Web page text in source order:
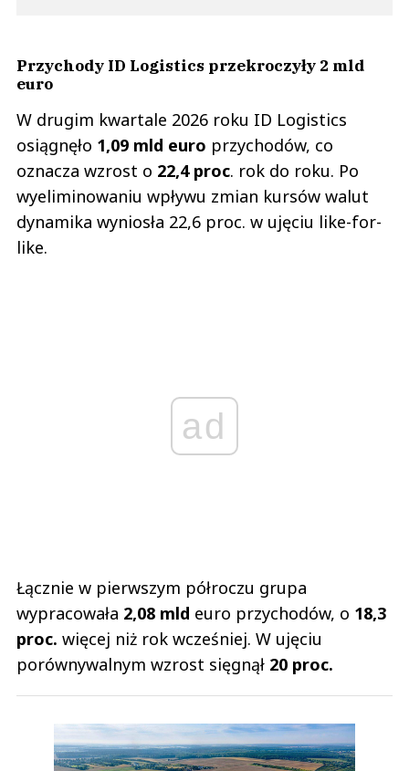
Przychody ID Logistics przekroczyły 2 mld
euro
W drugim kwartale 2026 roku ID Logistics
osiągnęło 1,09 mld euro przychodów, co
oznacza wzrost o 22,4 proc. rok do roku. Po
wyeliminowaniu wpływu zmian kursów walut
dynamika wyniosła 22,6 proc. w ujęciu like-for-
like.
ad
Łącznie w pierwszym półroczu grupa
wypracowała 2,08 mld euro przychodów, o 18,3
proc. więcej niż rok wcześniej. W ujęciu
porównywalnym wzrost sięgnął 20 proc.